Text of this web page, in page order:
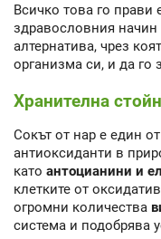
Всичко това го прави
здравословния
алтернатива, чрез
организма си, и да го
Хранителна
Сокът от нар е един
антиоксиданти в
като антоцианини и
клетките от
огромни количества
система и подобрява